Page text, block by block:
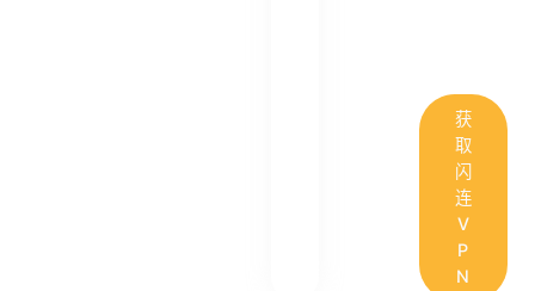
获
取
闪
连
V
P
N